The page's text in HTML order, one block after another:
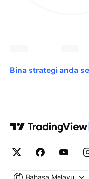
Bina strategi anda
Bahasa Melayu